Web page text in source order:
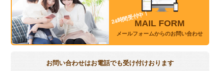
24時間受付中！MAIL FORM
メールフォームからのお問い合わせ
お問い合わせはお電話でも受け付けおります